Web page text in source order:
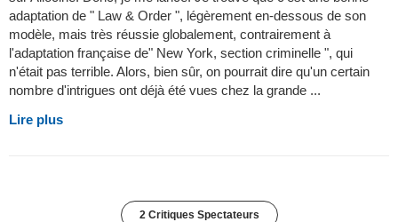
adaptation de " Law & Order ", légèrement en-dessous de son
modèle, mais très réussie globalement, contrairement à
l'adaptation française de" New York, section criminelle ", qui
n'était pas terrible. Alors, bien sûr, on pourrait dire qu'un certain
nombre d'intrigues ont déjà été vues chez la grande ...
Lire plus
2 Critiques Spectateurs